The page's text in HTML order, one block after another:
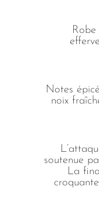
Notes
noix
soutenue
La